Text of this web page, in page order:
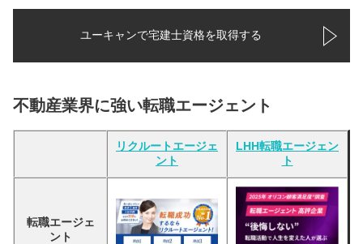
ユーキャンで宅建士資格を取得する
不動産業界に強い転職エージェント
リクルートエージェ
ント
LHH転職エージェン
ト
転職エージェ
ント